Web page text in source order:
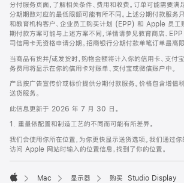
分付服务页面，了解相关条件、费用和收费。订单可能需要满
分期期数对应的最低限额可能有所不同。上述分期付款服务
和教育机构客户、企业员工购买计划 (EPP) 和 Apple 员
期付款方案可能与上述方案不同，详情请参见教育商店、
司信用卡无资格申请分期。招商银行分期付款单笔订单最高
当商品有货并/或发货时，购物金额将计入你的信用卡、支付
务费用将显示在你的信用卡对账单、支付宝或微信账户中。
产品按广告宣传价或标价提供分期付款服务。价格包含增值
送货服务。
此信息更新于 2026 年 7 月 30 日。
1. 重量依配置和制造工艺的不同而可能有所差异。
我们会使用你所在位置，为你更快显示送货选项。我们通过
访问 Apple 网站时输入的位置信息，找到了你的位置。
Mac 显示器 购买 Studio Display